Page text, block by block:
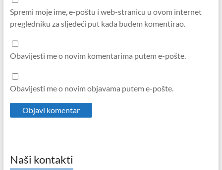
Spremi moje ime, e-poštu i web-stranicu u ovom internet
pregledniku za sljedeći put kada budem komentirao.
Obavijesti me o novim komentarima putem e-pošte.
Obavijesti me o novim objavama putem e-pošte.
Naši kontakti